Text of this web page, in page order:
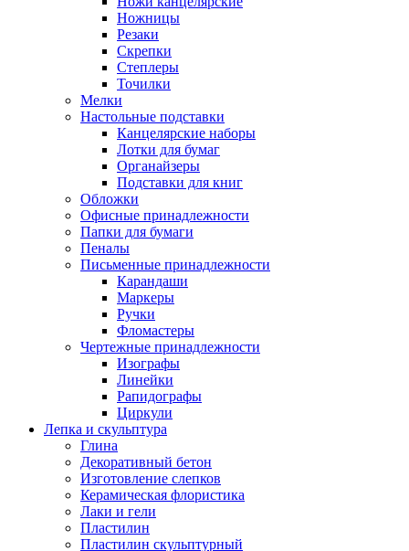
Ножницы
Резаки
Скрепки
Степлеры
Точилки
Мелки
Настольные подставки
Канцелярские наборы
Лотки для бумаг
Органайзеры
Подставки для книг
Обложки
Офисные принадлежности
Папки для бумаги
Пеналы
Письменные принадлежности
Карандаши
Маркеры
Ручки
Фломастеры
Чертежные принадлежности
Изографы
Линейки
Рапидографы
Циркули
Лепка и скульптура
Глина
Декоративный бетон
Изготовление слепков
Керамическая флористика
Лаки и гели
Пластилин
Пластилин скульптурный